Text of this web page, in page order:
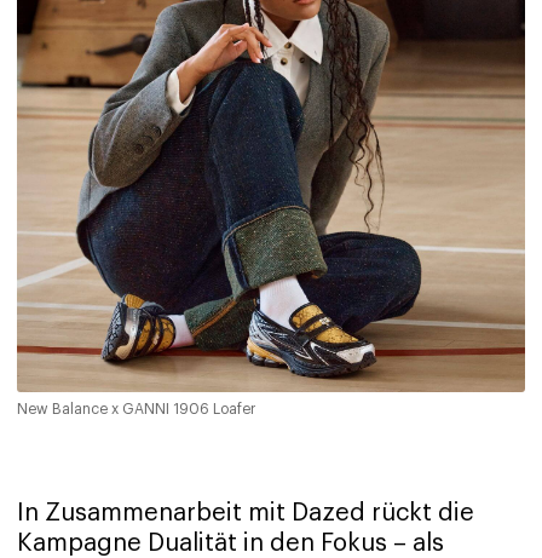
New Balance x GANNI 1906 Loafer
In Zusammenarbeit mit Dazed rückt die
Kampagne Dualität in den Fokus – als